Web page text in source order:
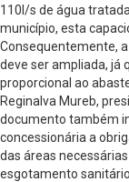
110l/s de água
município, esta
Consequentemente,
deve ser ampliada, já
proporcional ao
Reginalva Mureb,
documento também
concessionária a
das áreas
esgotamento sanitário.